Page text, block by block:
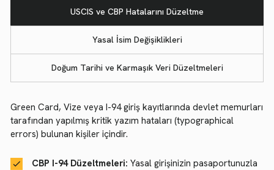
USCIS ve CBP Hatalarını Düzeltme
Yasal İsim Değişiklikleri
Doğum Tarihi ve Karmaşık Veri Düzeltmeleri
Green Card, Vize veya I-94 giriş kayıtlarında devlet memurları
tarafından yapılmış kritik yazım hataları (typographical
errors) bulunan kişiler içindir.
CBP I-94 Düzeltmeleri: Yasal girişinizin pasaportunuzla